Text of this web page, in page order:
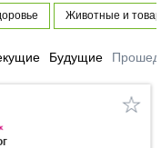
Животные и
Будущие